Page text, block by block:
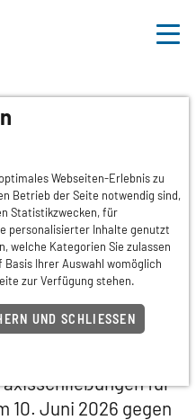
für
MEDI
Baden-
bundesweite
für
10. Juni 2026 gegen
Webseiten-Erlebnis zu
Betrieb der Seite notwendig sind,
Statistikzwecken, für
personalisierter Inhalte genutzt
welche Kategorien Sie zulassen
Ihrer Auswahl womöglich
zur Verfügung stehen.
UND SCHLIESSEN